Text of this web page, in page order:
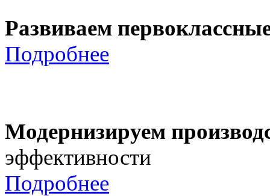
Развиваем
Подробнее
Модернизируем
эффективности
Подробнее